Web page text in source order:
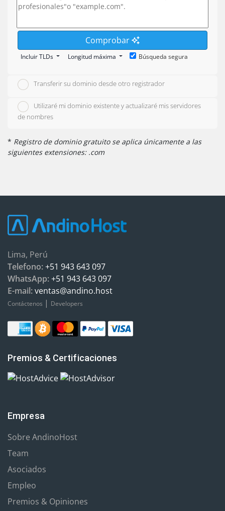
Comprobar
Incluir TLDs Longitud máxima Búsqueda segura
Transferir su dominio desde otro registrador
Utilizaré mi dominio existente y actualizaré mis servidores
de nombres
* Registro de dominio gratuito se aplica únicamente a las
siguientes extensiones: .com
Lima, Perú
Telefono:+51 943 643 097
WhatsApp:+51 943 643 097
E-mail:ventas@andino.host
Contáctenos | Developers
Premios & Certificaciones
Empresa
Sobre AndinoHost
Team
Asociados
Empleo
Premios & Opiniones